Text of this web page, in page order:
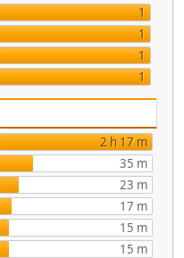
1
1
1
1
2 h 17 m
35 m
23 m
17 m
15 m
15 m